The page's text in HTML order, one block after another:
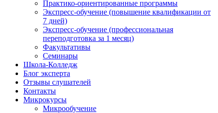
Практико-ориентированные программы
Экспресс-обучение (повышение квалификации от
7 дней)
Экспресс-обучение (профессиональная
переподготовка за 1 месяц)
Факультативы
Семинары
Школа-Колледж
Блог эксперта
Отзывы слушателей
Контакты
Микрокурсы
Микрообучение